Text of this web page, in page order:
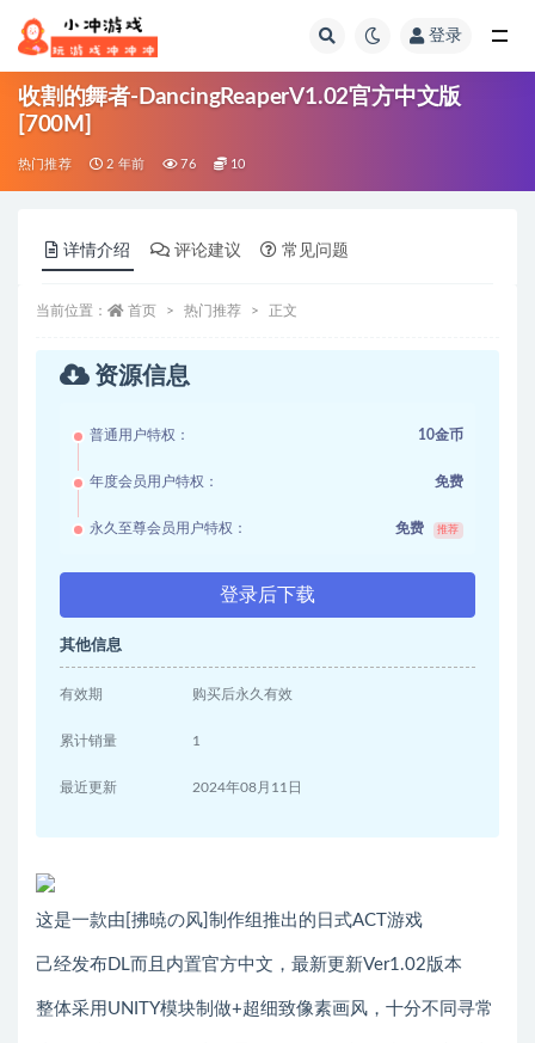
登录
收割的舞者-DancingReaperV1.02官方中文版
[700M]
热门推荐 2 年前 76 10
详情介绍 评论建议 常见问题
当前位置： 首页 热门推荐 正文
资源信息
普通用户特权： 10金币
年度会员用户特权： 免费
永久至尊会员用户特权： 免费 推荐
登录后下载
其他信息
有效期 购买后永久有效
累计销量 1
最近更新 2024年08月11日
这是一款由[拂暁の风]制作组推出的日式ACT游戏
己经发布DL而且内置官方中文，最新更新Ver1.02版本
整体采用UNITY模块制做+超细致像素画风，十分不同寻常